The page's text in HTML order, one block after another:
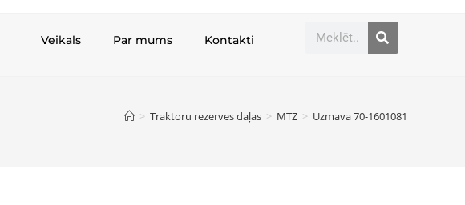
Veikals Par mums Kontakti
> Traktoru rezerves daļas > MTZ > Uzmava 70-1601081